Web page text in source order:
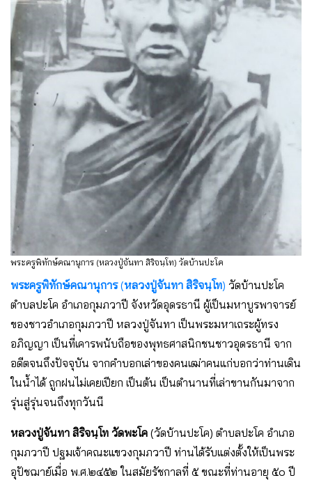
พระครูพิทักษ์คณานุการ (หลวงปู่จันทา สิริจนฺโท) วัดบ้านปะโค
พระครูพิทักษ์คณานุการ(หลวงปู่จันทา สิริจนฺโท) วัดบ้านปะโค
ตำบลปะโค อำเภอกุมภวาปี จังหวัดอุดรธานี ผู้เป็นมหาบูรพาจารย์
ของชาวอำเภอกุมภวาปี หลวงปู่จันทา เป็นพระมหาเถระผู้ทรง
อภิญญา เป็นที่เคารพนับถือของพุทธศาสนิกชนชาวอุดรธานี จาก
อดีตจนถึงปัจจุบัน จากคำบอกเล่าของคนเฒ่าคนแก่บอกว่าท่านเดิน
ในน้ำได้ ถูกฝนไม่เคยเปียก เป็นต้น เป็นตำนานที่เล่าขานกันมาจาก
รุ่นสู่รุ่นจนถึงทุกวันนี
หลวงปู่จันทา สิริจนฺโท วัดพะโค (วัดบ้านปะโค) ตำบลปะโค อำเภอ
กุมภวาปี ปฐมเจ้าคณะแขวงกุมภวาปี ท่านได้รับแต่งตั้งให้เป็นพระ
อุปัชฌาย์เมื่อ พ.ศ.๒๔๕๒ ในสมัยรัชกาลที่ ๕ ขณะที่ท่านอายุ ๕๐ ปี